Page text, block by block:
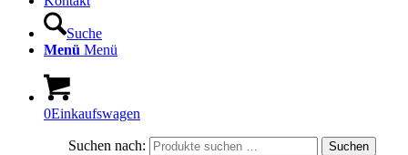
Suche
Menü Menü
0Einkaufswagen
Suchen nach: Suchen